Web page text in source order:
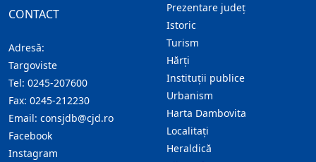
CONTACT
Adresă:
Targoviste
Tel: 0245-207600
Fax: 0245-212230
Email: consjdb@cjd.ro
Facebook
Instagram
Prezentare judeţ
Istoric
Turism
Hărţi
Instituţii publice
Urbanism
Harta Dambovita
Localitaţi
Heraldică